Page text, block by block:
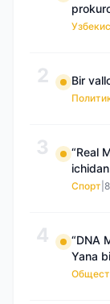
qayta
2 Bir
3
“Real
Спорт
4
“DNA
Yana